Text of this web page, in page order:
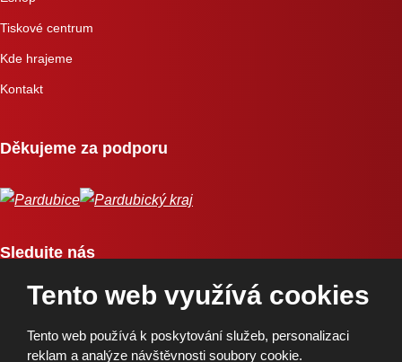
Tiskové centrum
Kde hrajeme
Kontakt
Děkujeme za podporu
Sledujte nás
Tento web využívá cookies
Tento web používá k poskytování služeb, personalizaci
reklam a analýze návštěvnosti soubory cookie.